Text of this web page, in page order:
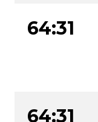
64:31
64:31